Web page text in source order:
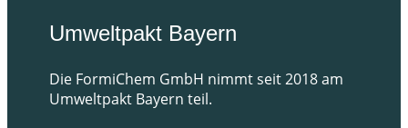
Umweltpakt Bayern
Die FormiChem GmbH nimmt seit 2018 am
Umweltpakt Bayern teil.